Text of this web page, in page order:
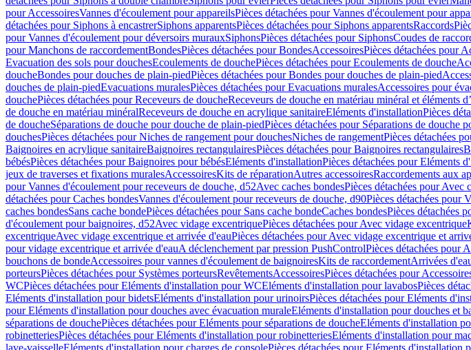
pour AccessoiresVannes d'écoulement pour appareilsPièces détachées pour Vannes d'écoulement pour
détachées pour Siphons à encastrerSiphons apparentsPièces détachées pour Siphons apparentsRaccords
pour Vannes d'écoulement pour déversoirs murauxSiphonsPièces détachées pour SiphonsCoudes de
pour Manchons de raccordementBondesPièces détachées pour BondesAccessoiresPièces détachées pour
Evacuation des sols pour douchesEcoulements de douchePièces détachées pour Ecoulements de douche
doucheBondes pour douches de plain-piedPièces détachées pour Bondes pour douches de plain-pied
douches de plain-piedEvacuations muralesPièces détachées pour Evacuations muralesAccessoires pour
douchePièces détachées pour Receveurs de doucheReceveurs de douche en matériau minéral et éléments
de douche en matériau minéralReceveurs de douche en acrylique sanitaireEléments d'installationPièces
de doucheSéparations de douche pour douche de plain-piedPièces détachées pour Séparations de douche
douchesPièces détachées pour Niches de rangement pour douchesNiches de rangementPièces détachées
Baignoires en acrylique sanitaireBaignoires rectangulairesPièces détachées pour Baignoires rectangulaires
bébésPièces détachées pour Baignoires pour bébésEléments d'installationPièces détachées pour Eléments
jeux de traverses et fixations muralesAccessoiresKits de réparationAutres accessoiresRaccordements aux
pour Vannes d'écoulement pour receveurs de douche, d52Avec caches bondesPièces détachées pour Avec
détachées pour Caches bondesVannes d'écoulement pour receveurs de douche, d90Pièces détachées pour
caches bondesSans cache bondePièces détachées pour Sans cache bondeCaches bondesPièces détachées
d'écoulement pour baignoires, d52Avec vidage excentriquePièces détachées pour Avec vidage excentrique
excentriqueAvec vidage excentrique et arrivée d'eauPièces détachées pour Avec vidage excentrique et
pour vidage excentrique et arrivée d'eauA déclenchement par pression PushControlPièces détachées pour
bouchons de bondeAccessoires pour vannes d'écoulement de baignoiresKits de raccordementArrivées
porteursPièces détachées pour Systèmes porteursRevêtementsAccessoiresPièces détachées pour
WCPièces détachées pour Eléments d'installation pour WCEléments d'installation pour lavabosPièces
Eléments d'installation pour bidetsEléments d'installation pour urinoirsPièces détachées pour Eléments
pour Eléments d'installation pour douches avec évacuation muraleEléments d'installation pour douches et
séparations de douchePièces détachées pour Eléments pour séparations de doucheEléments d'installation
robinetteriesPièces détachées pour Eléments d'installation pour robinetteriesEléments d'installation pour
lave-vaisselleEléments d'installation pour charges de consolePièces détachées pour Eléments d'installation